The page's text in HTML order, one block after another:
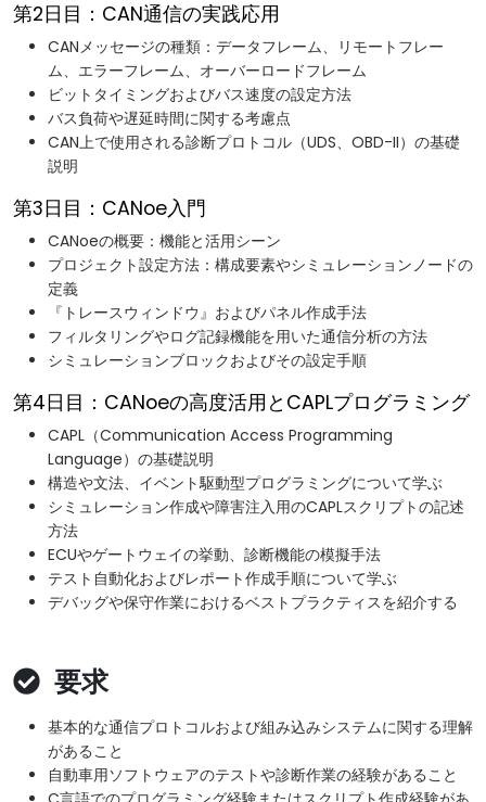
第2日目：CAN通信の実践応用
CANメッセージの種類：データフレーム、リモートフレー
ム、エラーフレーム、オーバーロードフレーム
ビットタイミングおよびバス速度の設定方法
バス負荷や遅延時間に関する考慮点
CAN上で使用される診断プロトコル（UDS、OBD-II）の基礎
説明
第3日目：CANoe入門
CANoeの概要：機能と活用シーン
プロジェクト設定方法：構成要素やシミュレーションノードの
定義
『トレースウィンドウ』およびパネル作成手法
フィルタリングやログ記録機能を用いた通信分析の方法
シミュレーションブロックおよびその設定手順
第4日目：CANoeの高度活用とCAPLプログラミング
CAPL（Communication Access Programming
Language）の基礎説明
構造や文法、イベント駆動型プログラミングについて学ぶ
シミュレーション作成や障害注入用のCAPLスクリプトの記述
方法
ECUやゲートウェイの挙動、診断機能の模擬手法
テスト自動化およびレポート作成手順について学ぶ
デバッグや保守作業におけるベストプラクティスを紹介する
要求
基本的な通信プロトコルおよび組み込みシステムに関する理解
があること
自動車用ソフトウェアのテストや診断作業の経験があること